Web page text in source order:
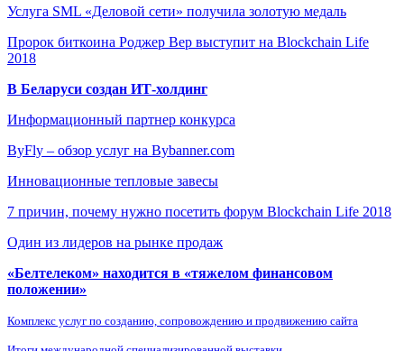
Услуга SML «Деловой сети» получила золотую медаль
Пророк биткоина Роджер Вер выступит на Blockchain Life
2018
В Беларуси создан ИТ-холдинг
Информационный партнер конкурса
ByFly – обзор услуг на Bybanner.com
Инновационные тепловые завесы
7 причин, почему нужно посетить форум Blockchain Life 2018
Один из лидеров на рынке продаж
«Белтелеком» находится в «тяжелом финансовом
положении»
Комплекс услуг по созданию, сопровождению и продвижению сайта